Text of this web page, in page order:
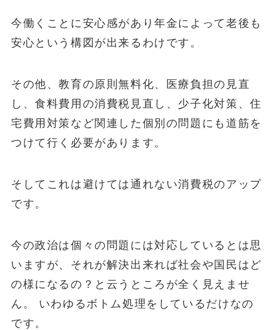
今働くことに安心感があり年金によって老後も
安心という構図が出来るわけです。
その他、教育の原則無料化、医療負担の見直
し、食料費用の消費税見直し、少子化対策、住
宅費用対策など関連した個別の問題にも道筋を
つけて行く必要があります。
そしてこれは避けては通れない消費税のアップ
です。
今の政治は個々の問題には対応しているとは思
いますが、それが解決出来れば社会や国民はど
の様になるの？と云うところが全く見えませ
ん。 いわゆるボトム処理をしているだけなの
です。